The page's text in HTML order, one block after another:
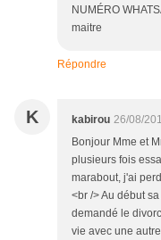
NUMÉRO
maitre
Répondre
K kabirou 26/08/
Bonjour Mme et
plusieurs fois
marabout, j'ai
<br /> Au début
demandé le
vie avec une